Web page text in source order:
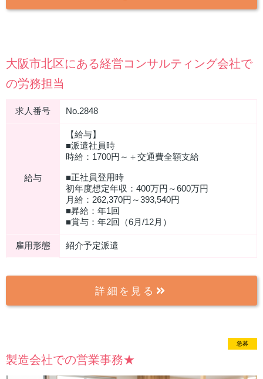
大阪市北区にある経営コンサルティング会社で
の労務担当
求人番号 No.2848
給与
【給与】
■派遣社員時
時給：1700円～＋交通費全額支給
■正社員登用時
初年度想定年収：400万円～600万円
月給：262,370円～393,540円
■昇給：年1回
■賞与：年2回（6月/12月）
雇用形態 紹介予定派遣
詳細を見る
急募
製造会社での営業事務★